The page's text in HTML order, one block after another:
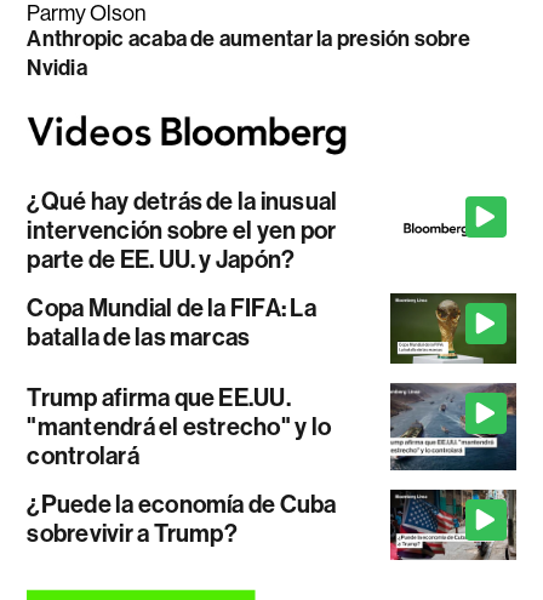
Parmy Olson
Anthropic acaba de aumentar la presión sobre
Nvidia
¿Qué hay detrás de la inusual
intervención sobre el yen por
parte de EE. UU. y Japón?
Copa Mundial de la FIFA: La
batalla de las marcas
Trump afirma que EE.UU.
"mantendrá el estrecho" y lo
controlará
¿Puede la economía de Cuba
sobrevivir a Trump?